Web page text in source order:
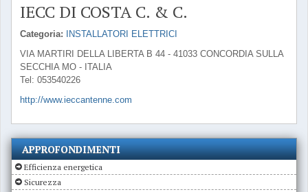
IECC DI COSTA C. & C.
Categoria:
INSTALLATORI ELETTRICI
VIA MARTIRI DELLA LIBERTA B 44 - 41033 CONCORDIA SULLA
SECCHIA MO - ITALIA
Tel: 053540226
http://www.ieccantenne.com
APPROFONDIMENTI
Efficienza energetica
Sicurezza